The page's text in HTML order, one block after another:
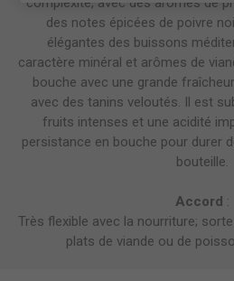
des notes épicées de poivre
élégantes des buissons
caractère minéral et arômes de
bouche avec une grande
avec des tanins veloutés. Il est
fruits intenses et une acidité
persistance en bouche pour durer
bouteille.
Accord :
Très flexible avec la nourriture;
plats de viande ou de